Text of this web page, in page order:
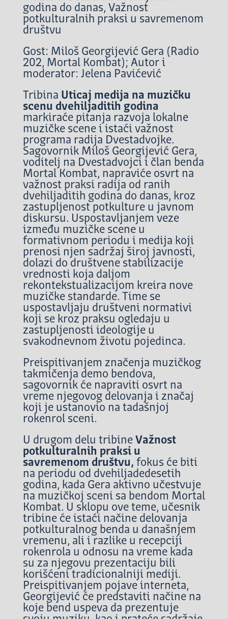
godina do danas, Važnost
potkulturalnih praksi u savremenom
društvu
Gost: Miloš Georgijević Gera (Radio
202, Mortal Kombat); Autor i
moderator: Jelena Pavićević
Tribina Uticaj medija na muzičku
scenu dvehiljaditih godina
markiraće pitanja razvoja lokalne
muzičke scene i istaći važnost
programa radija Dvestadvojke.
Sagovornik Miloš Georgijević Gera,
voditelj na Dvestadvojci i član benda
Mortal Kombat, napraviće osvrt na
važnost praksi radija od ranih
dvehiljaditih godina do danas, kroz
zastupljenost potkulture u javnom
diskursu. Uspostavljanjem veze
između muzičke scene u
formativnom periodu i medija koji
prenosi njen sadržaj široj javnosti,
dolazi do društvene stabilizacije
vrednosti koja daljom
rekontekstualizacijom kreira nove
muzičke standarde. Time se
uspostavljaju društveni normativi
koji se kroz praksu ogledaju u
zastupljenosti ideologije u
svakodnevnom životu pojedinca.
Preispitivanjem značenja muzičkog
takmičenja demo bendova,
sagovornik će napraviti osvrt na
vreme njegovog delovanja i značaj
koji je ustanovio na tadašnjoj
rokenrol sceni.
U drugom delu tribine Važnost
potkulturalnih praksi u
savremenom društvu, fokus će biti
na periodu od dvehiljadedesetih
godina, kada Gera aktivno učestvuje
na muzičkoj sceni sa bendom Mortal
Kombat. U sklopu ove teme, učesnik
tribine će istaći načine delovanja
potkulturalnog benda u današnjem
vremenu, ali i razlike u recepciji
rokenrola u odnosu na vreme kada
su za njegovu prezentaciju bili
korišćeni tradicionalniji mediji.
Preispitivanjem pojave interneta,
Georgijević će predstaviti načine na
koje bend uspeva da prezentuje